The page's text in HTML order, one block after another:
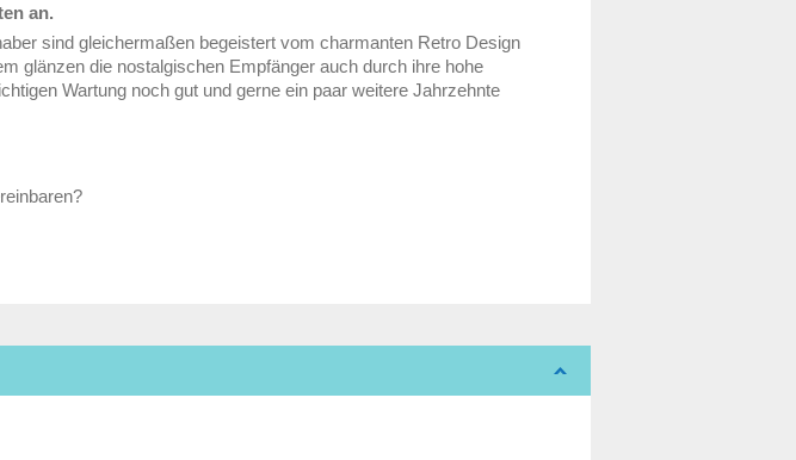
an.
sind gleichermaßen begeistert vom charmanten Retro Design
glänzen die nostalgischen Empfänger auch durch ihre hohe
Wartung noch gut und gerne ein paar weitere Jahrzehnte